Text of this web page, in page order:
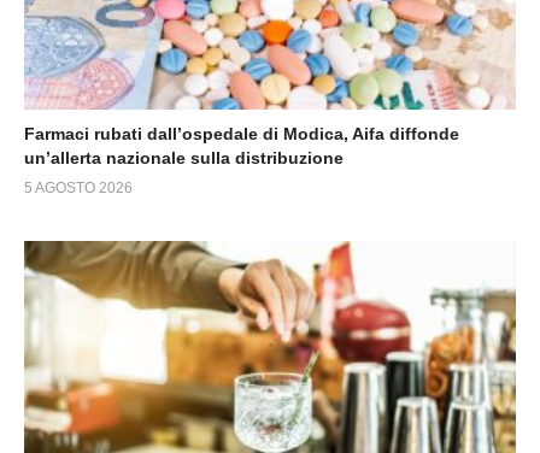
Farmaci rubati dall’ospedale di Modica, Aifa diffonde
un’allerta nazionale sulla distribuzione
5 AGOSTO 2026